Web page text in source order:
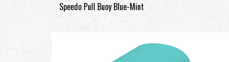
Speedo Pull Buoy Blue-Mint